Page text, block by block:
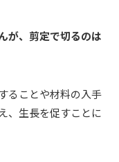
が、剪定で切るのは
ることや材料の入手
、生長を促すことに